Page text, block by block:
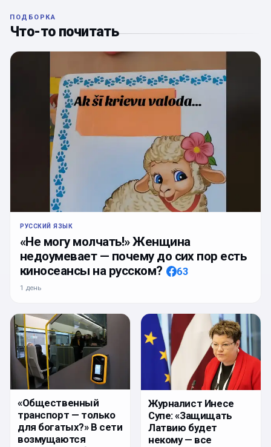
ПОДБОРКА
Что-то почитать
РУССКИЙ ЯЗЫК
«Не могу молчать!» Женщина
недоумевает — почему до сих пор есть
киносеансы на русском?
63
1 день
«Общественный
транспорт — только
для богатых?» В сети
возмущаются
Журналист Инесе
Супе: «Защищать
Латвию будет
некому — все